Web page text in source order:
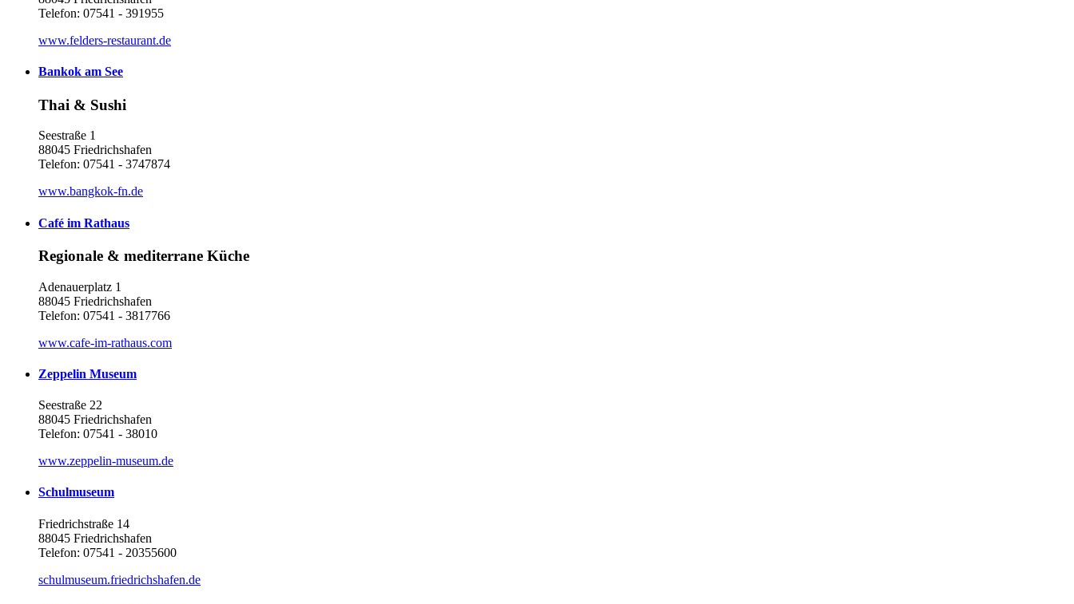
Telefon: 07541 - 391955
www.felders-restaurant.de
Bankok am See
Thai & Sushi
Seestraße 1
88045 Friedrichshafen
Telefon: 07541 - 3747874
www.bangkok-fn.de
Café im Rathaus
Regionale & mediterrane Küche
Adenauerplatz 1
88045 Friedrichshafen
Telefon: 07541 - 3817766
www.cafe-im-rathaus.com
Zeppelin Museum
Seestraße 22
88045 Friedrichshafen
Telefon: 07541 - 38010
www.zeppelin-museum.de
Schulmuseum
Friedrichstraße 14
88045 Friedrichshafen
Telefon: 07541 - 20355600
schulmuseum.friedrichshafen.de